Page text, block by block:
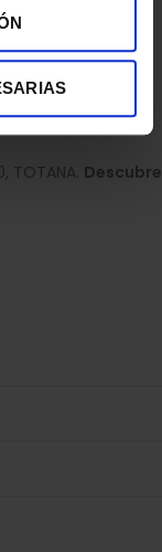
el hogar con
TOTANA. Descubre